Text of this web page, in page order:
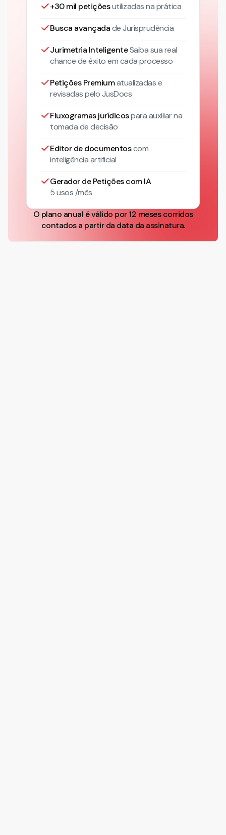
+30 mil petiçõesutilizadas na prática
Busca avançadade Jurisprudência
Jurimetria InteligenteSaiba sua real
chance de êxito em cada processo
Petições Premiumatualizadase
revisadas pelo JusDocs
Fluxogramas jurídicospara auxiliar na
tomada de decisão
Editor de documentoscom
inteligência artificial
Gerador de Petições com IA
5 usos /mês
O plano anual é válido por 12 meses corridos
contados a partir da data da assinatura.